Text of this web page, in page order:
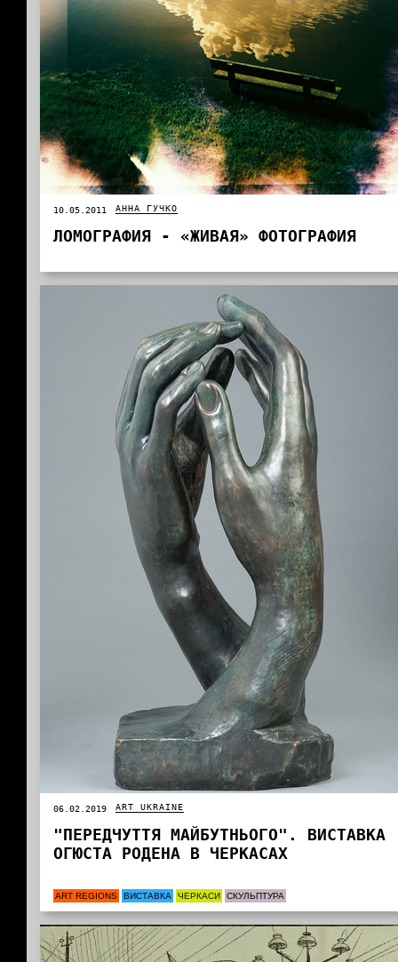
10.05.2011 АННА ГУЧКО
ЛОМОГРАФИЯ - «ЖИВАЯ» ФОТОГРАФИЯ
06.02.2019 ART UKRAINE
"ПЕРЕДЧУТТЯ МАЙБУТНЬОГО". ВИСТАВКА
ОГЮСТА РОДЕНА В ЧЕРКАСАХ
ART REGIONS ВИСТАВКА ЧЕРКАСИ СКУЛЬПТУРА